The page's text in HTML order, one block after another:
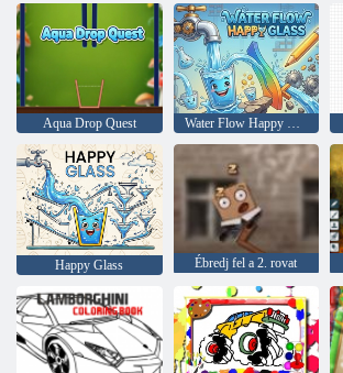
Aqua Drop Quest
Happy Glass Ébredj fel a 2. rovat